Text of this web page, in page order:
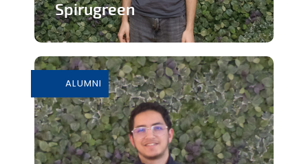
Spirugreen
En savoir plus
ALUMNI